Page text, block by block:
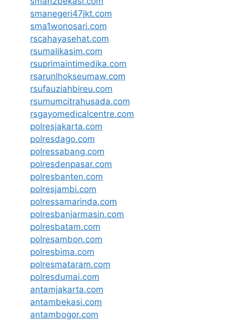
smanegeri47jkt.com
sma1wonosari.com
rscahayasehat.com
rsumalikasim.com
rsuprimaintimedika.com
rsarunlhokseumaw.com
rsufauziahbireu.com
rsumumcitrahusada.com
rsgayomedicalcentre.com
polresjakarta.com
polresdago.com
polressabang.com
polresdenpasar.com
polresbanten.com
polresjambi.com
polressamarinda.com
polresbanjarmasin.com
polresbatam.com
polresambon.com
polresbima.com
polresmataram.com
polresdumai.com
antamjakarta.com
antambekasi.com
antambogor.com